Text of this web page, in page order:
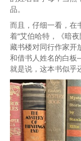
品。
而且，仔细一看，在
着“艾伯哈特，《暗
藏书楼对同行作家开
和借书人姓名的白
就是说，这本书似乎